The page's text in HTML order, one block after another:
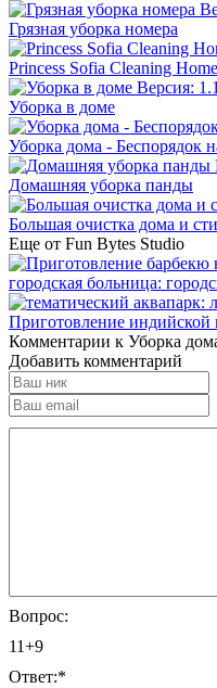
Грязная уборка номера
Princess Sofia Cleaning Home
Уборка в доме
Уборка дома - Беспорядок
Домашняя уборка панды
Большая очистка дома и
Еще от Fun Bytes Studio
городская больница:
Приготовление
Комментарии к Уборка
Добавить комментарий
Вопрос:
11+9
Ответ:*